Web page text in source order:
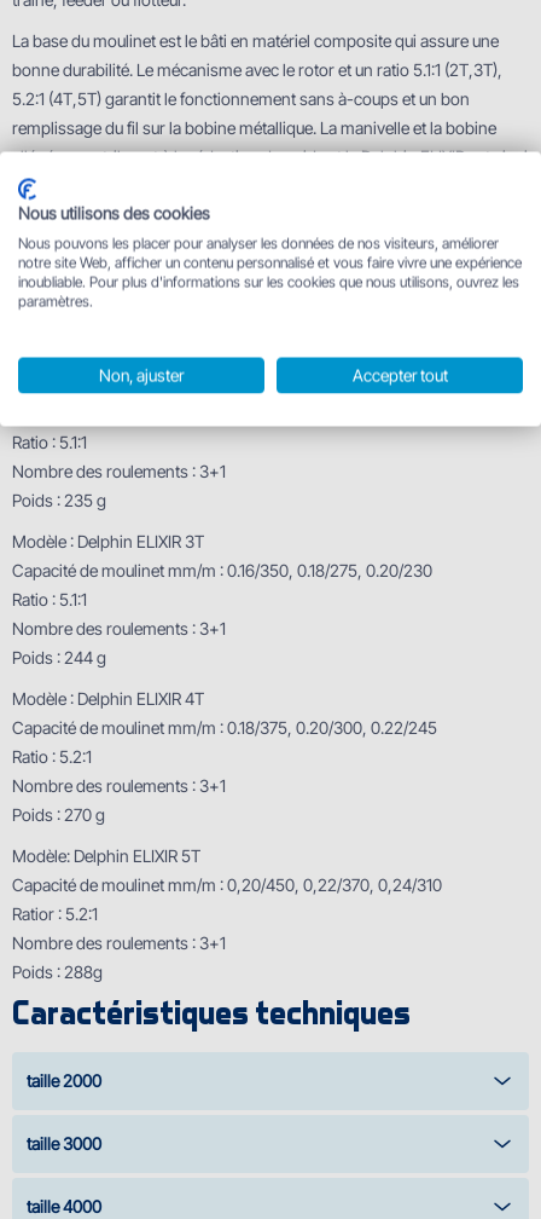
La base du moulinet est le bâti en matériel composite qui assure une
bonne durabilité. Le mécanisme avec le rotor et un ratio 5.1:1 (2T,3T),
5.2:1 (4T,5T) garantit le fonctionnement sans à-coups et un bon
remplissage du fil sur la bobine métallique. La manivelle et la bobine
allégées contribuent à la réduction du poids et le Delphin ELIXIR est ainsi
un compagnon excellent pour les longs séjours au bord de l'eau.
Le moulinet est produit en différentes variantes pour une plus grande
polyvalence.
Il est possible d'acheter encore les bobines de rechange (disponibles
pour chaque variante).
Informations techniques :
Modèle : Delphin ELIXIR 2T
Ratio : 5.1:1
Nombre des roulements : 3+1
Poids : 235 g
Modèle : Delphin ELIXIR 3T
Capacité de moulinet mm/m : 0.16/350, 0.18/275, 0.20/230
Ratio : 5.1:1
Nombre des roulements : 3+1
Poids : 244 g
Modèle : Delphin ELIXIR 4T
Capacité de moulinet mm/m : 0.18/375, 0.20/300, 0.22/245
Ratio : 5.2:1
Nombre des roulements : 3+1
Poids : 270 g
Modèle: Delphin ELIXIR 5T
Capacité de moulinet mm/m : 0,20/450, 0,22/370, 0,24/310
Ratior : 5.2:1
Nombre des roulements : 3+1
Poids : 288g
Caractéristiques techniques
taille 2000
taille 3000
taille 4000
Nous utilisons des cookies
Nous pouvons les placer pour analyser les données de nos visiteurs, améliorer
notre site Web, afficher un contenu personnalisé et vous faire vivre une expérience
inoubliable. Pour plus d'informations sur les cookies que nous utilisons, ouvrez les
paramètres.
Non, ajuster Accepter tout